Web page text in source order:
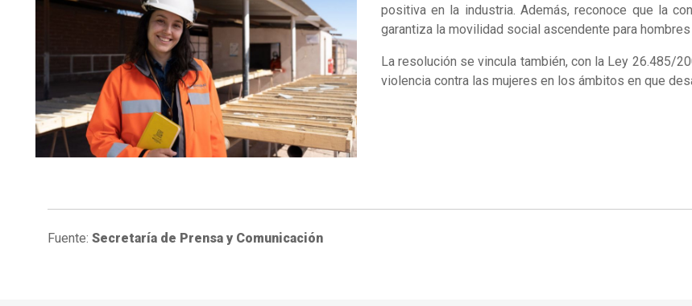
positiva en la industria. Además, reconoce que la
garantiza la movilidad social ascendente para
La resolución se vincula también, con la Ley 26.485/
violencia contra las mujeres en los ámbitos en que
Fuente: Secretaría de Prensa y Comunicación